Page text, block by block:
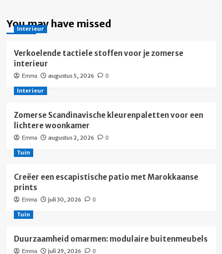
You may have missed
Interieur
Verkoelende tactiele stoffen voor je zomerse
interieur
Emma augustus 5, 2026 0
Interieur
Zomerse Scandinavische kleurenpaletten voor een
lichtere woonkamer
Emma augustus 2, 2026 0
Tuin
Creëer een escapistische patio met Marokkaanse
prints
Emma juli 30, 2026 0
Tuin
Duurzaamheid omarmen: modulaire buitenmeubels
Emma juli 29, 2026 0